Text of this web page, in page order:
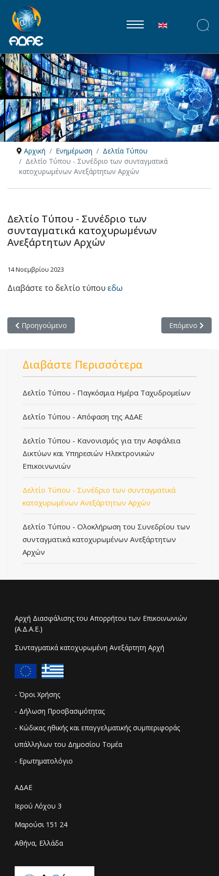
Επιλέξτε τη
Αρχική Ενημέρωση
Δελτία Τύπου
Δελτίο Τύπου - Συνέδριο των συνταγματικά
κατοχυρωμένων Ανεξάρτητων Αρχών
Δελτίο Τύπου - Συνέδριο των
συνταγματικά κατοχυρωμένων
Ανεξάρτητων Αρχών
14 Νοεμβρίου 2023
Διαβάστε το δελτίο τύπου εδω
Προηγούμενο άρθρο: Δελτίο Τύπου - Ολοκλήρωση του
Προηγούμενο Επόμενο
Επόμενο
Διαβάστε Περισσότερα
Δελτίο Τύπου - Παγκόσμια Ημέρα Ταχυδρομείων
Δελτίο Τύπου - Απόφαση της ΑΔΑΕ
Δελτίο Τύπου - Κανονισμός για την Ασφάλεια
Δικτύων και Υπηρεσιών Ηλεκτρονικών
Επικοινωνιών
Δελτίο Τύπου - Συνέδριο των συνταγματικά
κατοχυρωμένων Ανεξάρτητων Αρχών
Δελτίο Τύπου - Ολοκλήρωση του Συνεδρίου των
συνταγματικά κατοχυρωμένων Ανεξάρτητων
Αρχών
Αρχή Διασφάλισης του Απορρήτου των Επικοινωνιών
(Α.Δ.Α.Ε.)
Συνταγματικά κατοχυρωμένη Ανεξάρτητη Αρχή
- Όροι Χρήσης
- Δήλωση Προσβασιμότητας
- Κώδικας ηθικής και επαγγελματικής συμπεριφοράς
υπάλληλων του Δημοσίου Τομέα
- Ερωτηματολόγιο
ΑΔΑΕ
Ιερού Λόχου 3
Μαρούσι 151 24
Αθήνα, Ελλάδα